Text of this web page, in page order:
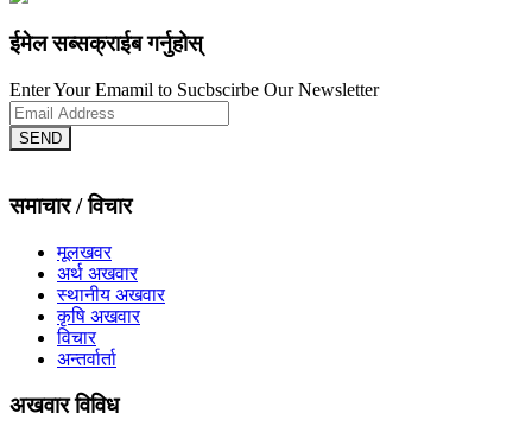
ईमेल सब्सक्राईब गर्नुहोस्
Enter Your Emamil to Sucbscirbe Our Newsletter
SEND
समाचार / विचार
मूलखवर
अर्थ अखवार
स्थानीय अखवार
कृषि अखवार
विचार
अन्तर्वार्ता
अखवार विविध